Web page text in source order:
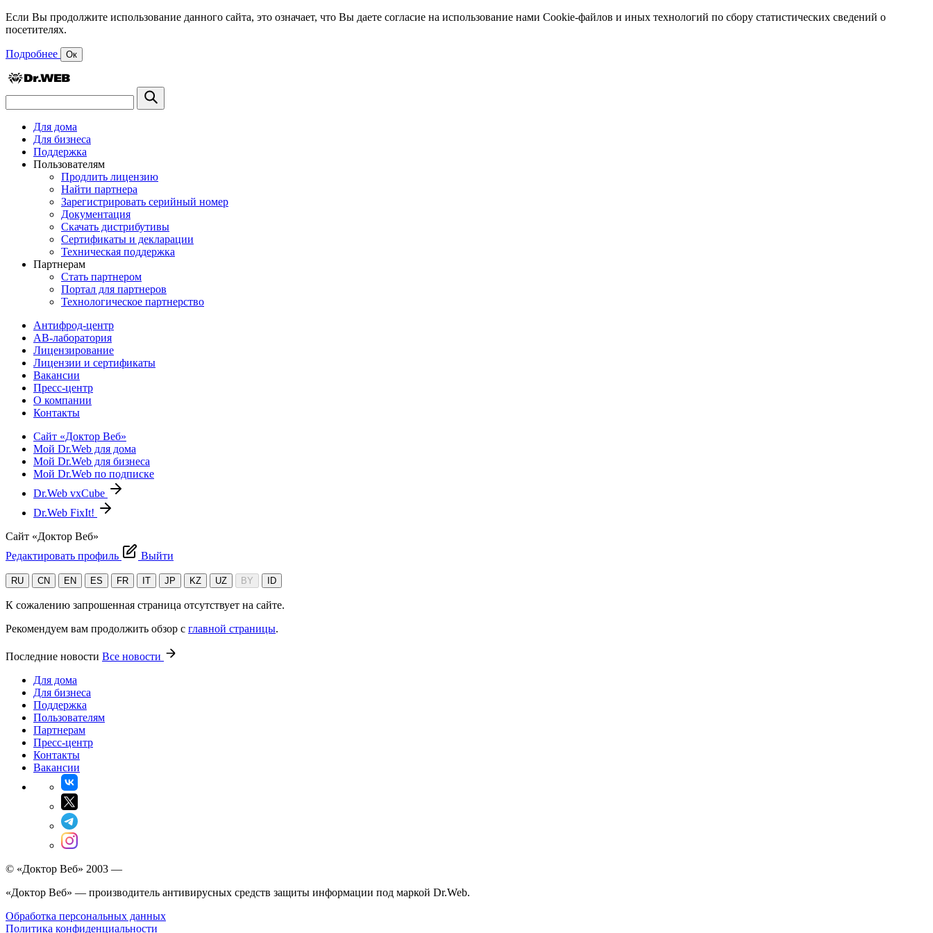
Если Вы продолжите использование данного сайта, это означает, что Вы даете согласие на использование нами Cookie-файлов и иных технологий по сбору статистических сведений о
посетителях.
Подробнее Ок
Для дома
Для бизнеса
Поддержка
Пользователям
Продлить лицензию
Найти партнера
Зарегистрировать серийный номер
Документация
Скачать дистрибутивы
Сертификаты и декларации
Техническая поддержка
Партнерам
Стать партнером
Портал для партнеров
Технологическое партнерство
Антифрод-центр
АВ-лаборатория
Лицензирование
Лицензии и сертификаты
Вакансии
Пресс-центр
О компании
Контакты
Сайт «Доктор Веб»
Мой Dr.Web для дома
Мой Dr.Web для бизнеса
Мой Dr.Web по подписке
Dr.Web vxCube
Dr.Web FixIt!
Сайт «Доктор Веб»
Редактировать профиль
Выйти
RU CN EN ES FR IT JP KZ UZ BY ID
К сожалению запрошенная страница отсутствует на сайте.
Рекомендуем вам продолжить обзор с главной страницы.
Последние новости Все новости
Для дома
Для бизнеса
Поддержка
Пользователям
Партнерам
Пресс-центр
Контакты
Вакансии
© «Доктор Веб» 2003 —
«Доктор Веб» — производитель антивирусных средств защиты информации под маркой Dr.Web.
Обработка персональных данных
Политика конфиденциальности